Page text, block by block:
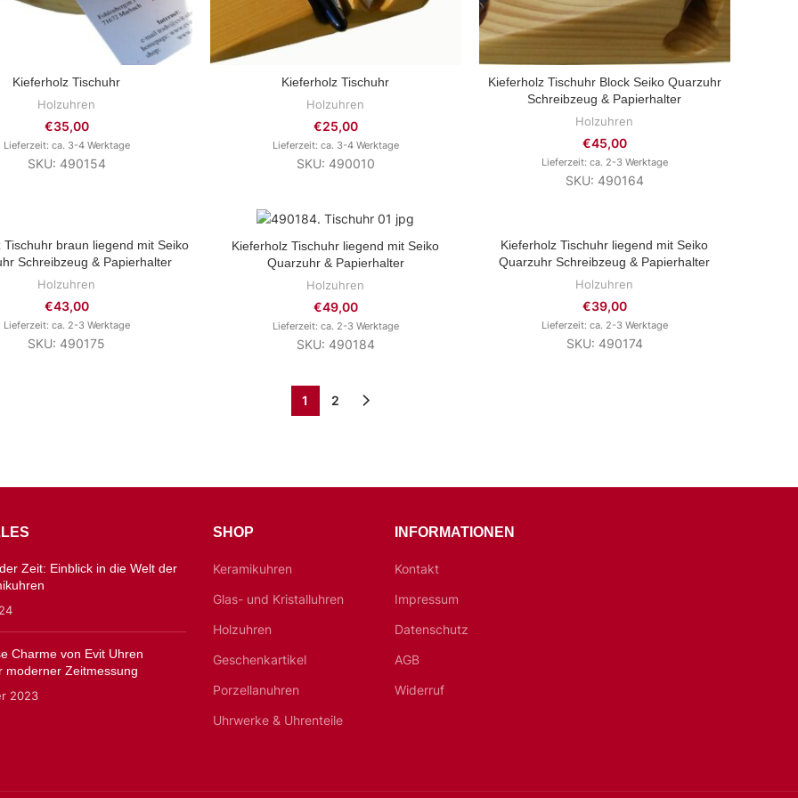
ZUM PRODUKT
Kieferholz Tischuhr
Holzuhren
€35,00
Lieferzeit: ca. 3-4 Werktage
SKU: 490154
ZUM PRODUKT
Kieferholz Tischuhr
Holzuhren
€25,00
Lieferzeit: ca. 3-4 Werktage
SKU: 490010
ZUM PRODUKT
Kieferholz Tischuhr Block Seiko Quarzuhr
Schreibzeug & Papierhalter
Holzuhren
€45,00
Lieferzeit: ca. 2-3 Werktage
SKU: 490164
ZUM PRODUKT
Tischuhr braun liegend mit Seiko
Schreibzeug & Papierhalter
Holzuhren
€43,00
Lieferzeit: ca. 2-3 Werktage
SKU: 490175
ZUM PRODUKT
Kieferholz Tischuhr liegend mit Seiko
Quarzuhr & Papierhalter
Holzuhren
€49,00
Lieferzeit: ca. 2-3 Werktage
SKU: 490184
ZUM PRODUKT
Kieferholz Tischuhr liegend mit Seiko
Quarzuhr Schreibzeug & Papierhalter
Holzuhren
€39,00
Lieferzeit: ca. 2-3 Werktage
SKU: 490174
1 2
Zeit: Einblick in die Welt der
Charme von Evit Uhren
moderner Zeitmessung
2023
SHOP
Keramikuhren
Glas- und Kristalluhren
Holzuhren
Geschenkartikel
Porzellanuhren
Uhrwerke & Uhrenteile
INFORMATIONEN
Kontakt
Impressum
Datenschutz
AGB
Widerruf